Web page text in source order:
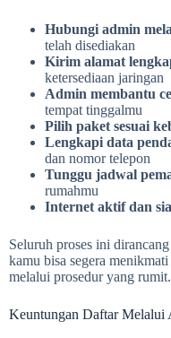
Hubungi admin
telah disediakan
Kirim alamat
ketersediaan jaringan
Admin membantu
tempat tinggalmu
Pilih paket sesuai
Lengkapi data
dan nomor telepon
Tunggu jadwal
rumahmu
Internet aktif dan
Seluruh proses ini
kamu bisa segera
melalui prosedur yang rumit.
Keuntungan Daftar Melalui